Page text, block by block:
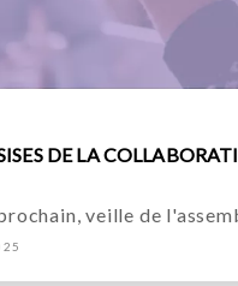
DE LA
veille de